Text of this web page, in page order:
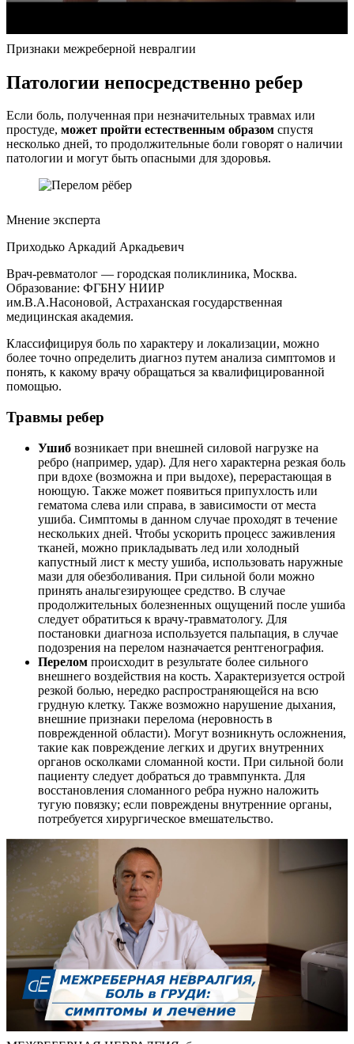
Признаки межреберной невралгии
Патологии непосредственно ребер
Если боль, полученная при незначительных травмах или
простуде, может пройти естественным образом спустя
несколько дней, то продолжительные боли говорят о наличии
патологии и могут быть опасными для здоровья.
Мнение эксперта
Приходько Аркадий Аркадьевич
Врач-ревматолог — городская поликлиника, Москва.
Образование: ФГБНУ НИИР
им.В.А.Насоновой, Астраханская государственная
медицинская академия.
Классифицируя боль по характеру и локализации, можно
более точно определить диагноз путем анализа симптомов и
понять, к какому врачу обращаться за квалифицированной
помощью.
Травмы ребер
Ушиб возникает при внешней силовой нагрузке на
ребро (например, удар). Для него характерна резкая боль
при вдохе (возможна и при выдохе), перерастающая в
ноющую. Также может появиться припухлость или
гематома слева или справа, в зависимости от места
ушиба. Симптомы в данном случае проходят в течение
нескольких дней. Чтобы ускорить процесс заживления
тканей, можно прикладывать лед или холодный
капустный лист к месту ушиба, использовать наружные
мази для обезболивания. При сильной боли можно
принять анальгезирующее средство. В случае
продолжительных болезненных ощущений после ушиба
следует обратиться к врачу-травматологу. Для
постановки диагноза используется пальпация, в случае
подозрения на перелом назначается рентгенография.
Перелом происходит в результате более сильного
внешнего воздействия на кость. Характеризуется острой
резкой болью, нередко распространяющейся на всю
грудную клетку. Также возможно нарушение дыхания,
внешние признаки перелома (неровность в
поврежденной области). Могут возникнуть осложнения,
такие как повреждение легких и других внутренних
органов осколками сломанной кости. При сильной боли
пациенту следует добраться до травмпункта. Для
восстановления сломанного ребра нужно наложить
тугую повязку; если повреждены внутренние органы,
потребуется хирургическое вмешательство.